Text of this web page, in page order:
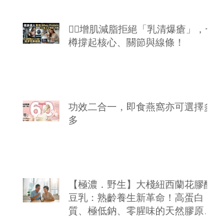
🏋️‍♂️增肌減脂拒絕「乳清爆瘡」，一
樽撐起核心、關節與線條！
功效二合一，即食燕窩亦可選擇多
多
【極濃．野生】大棧紐西蘭花膠醇
豆乳：熟齡養生新革命！高蛋白
質、極低鈉、零腥味的天然膠原精